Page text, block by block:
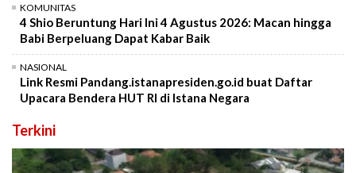
KOMUNITAS
4 Shio Beruntung Hari Ini 4 Agustus 2026: Macan hingga
Babi Berpeluang Dapat Kabar Baik
NASIONAL
Link Resmi Pandang.istanapresiden.go.id buat Daftar
Upacara Bendera HUT RI di Istana Negara
Terkini